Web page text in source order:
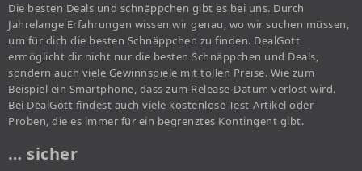
Die besten Deals und schnäppchen gibt es bei uns. Durch
Jahrelange Erfahrungen wissen wir genau, wo wir suchen müssen,
um für dich die besten Schnäppchen zu finden. DealGott
ermöglicht dir nicht nur die besten Schnäppchen und Deals,
sondern auch viele Gewinnspiele mit tollen Preise. Wie zum
Beispiel ein Smartphone, dass zum Release-Datum verlost wird.
Bei DealGott findest auch viele kostenlose Test-Artikel oder
Proben, die es immer für ein begrenztes Kontingent gibt.
… sicher